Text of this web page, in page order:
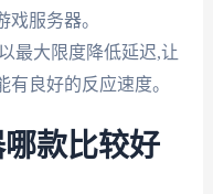
服务器。
最大限度降低延迟,让
良好的反应速度。
款比较好